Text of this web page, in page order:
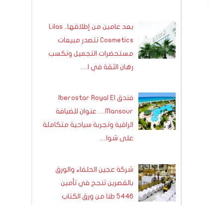
بعد عامين من إطلاقها.. Lilas
Cosmetics تتصدر مبيعات
مستحضرات التجميل وتكسب
رهان الثقة في ا…
فندق Iberostar Royal El
Mansour… عنوان للضيافة
الراقية وتجربة سياحية متكاملة
على شوا…
شركة عجين الحلفاء والورق
بالقصرين تنجح في تأمين
5446 طنا من ورق الكتاب